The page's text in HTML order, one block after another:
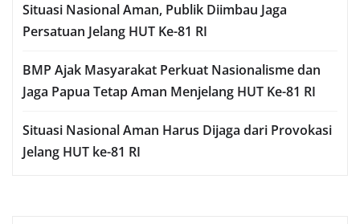
Situasi Nasional Aman, Publik Diimbau Jaga
Persatuan Jelang HUT Ke-81 RI
BMP Ajak Masyarakat Perkuat Nasionalisme dan
Jaga Papua Tetap Aman Menjelang HUT Ke-81 RI
Situasi Nasional Aman Harus Dijaga dari Provokasi
Jelang HUT ke-81 RI